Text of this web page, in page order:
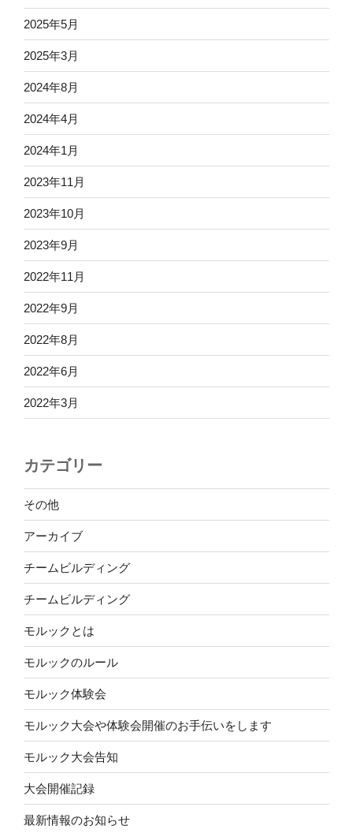
2025年5月
2025年3月
2024年8月
2024年4月
2024年1月
2023年11月
2023年10月
2023年9月
2022年11月
2022年9月
2022年8月
2022年6月
2022年3月
カテゴリー
その他
アーカイブ
チームビルディング
チームビルディング
モルックとは
モルックのルール
モルック体験会
モルック大会や体験会開催のお手伝いをします
モルック大会告知
大会開催記録
最新情報のお知らせ